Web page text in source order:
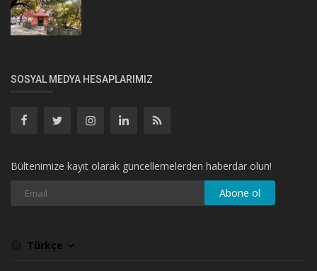
SOSYAL MEDYA HESAPLARIMIZ
Bültenimize kayıt olarak güncellemelerden haberdar olun!
Abone ol
Türkçe